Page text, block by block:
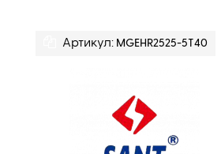
Артикул: MGEHR2525-5T40